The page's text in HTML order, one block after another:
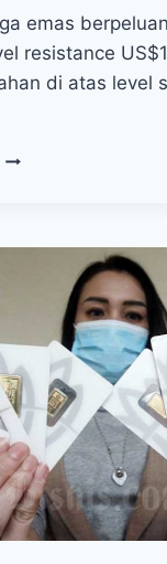
emas
resistance
di atas level
PERGERAKAN
OKTOBER
NAIK